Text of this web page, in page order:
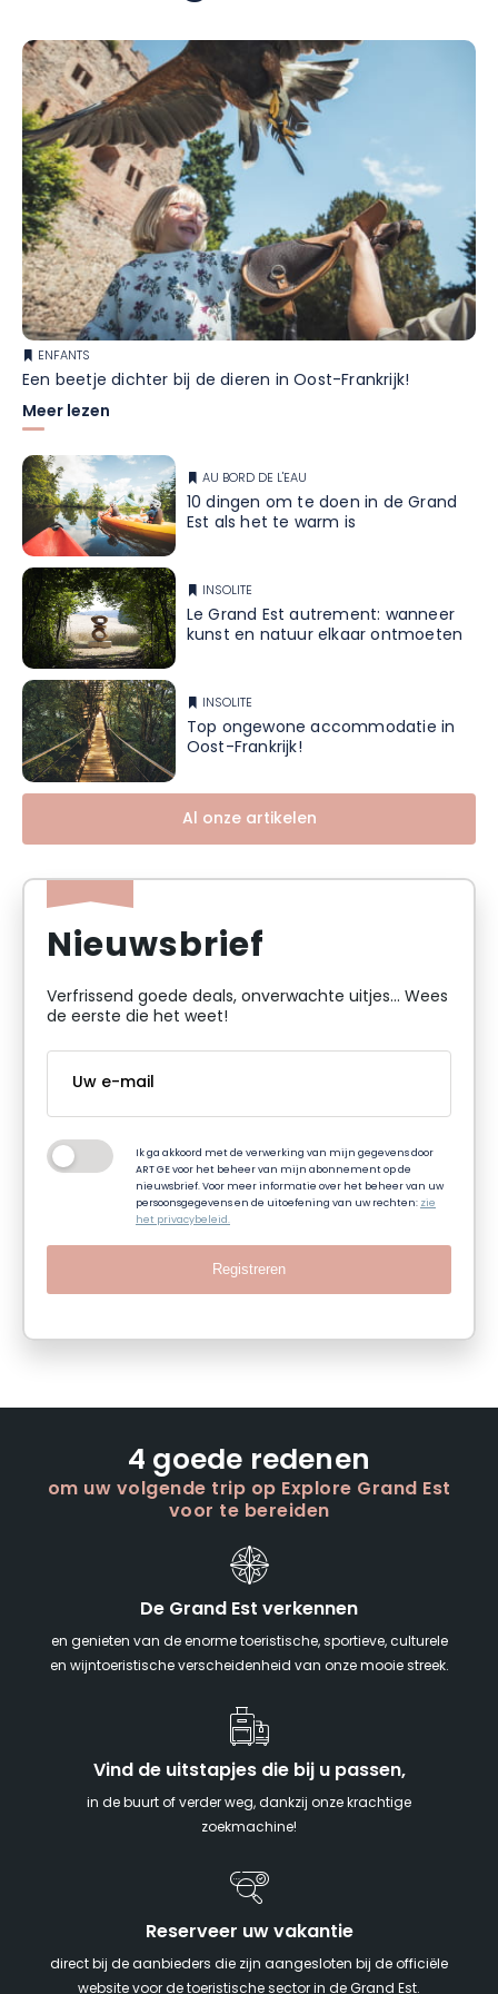
ENFANTS
Een beetje dichter bij de dieren in Oost-Frankrijk!
Meer lezen
AU BORD DE L'EAU
10 dingen om te doen in de Grand
Est als het te warm is
INSOLITE
Le Grand Est autrement: wanneer
kunst en natuur elkaar ontmoeten
INSOLITE
Top ongewone accommodatie in
Oost-Frankrijk!
Al onze artikelen
Nieuwsbrief
Verfrissend goede deals, onverwachte uitjes... Wees
de eerste die het weet!
Ik ga akkoord met de verwerking van mijn gegevens door
ART GE voor het beheer van mijn abonnement op de
nieuwsbrief. Voor meer informatie over het beheer van uw
persoonsgegevens en de uitoefening van uw rechten: zie
het privacybeleid.
Registreren
4 goede redenen
om uw volgende trip op Explore Grand Est
voor te bereiden
De Grand Est verkennen
en genieten van de enorme toeristische, sportieve, culturele
en wijntoeristische verscheidenheid van onze mooie streek.
Vind de uitstapjes die bij u passen,
in de buurt of verder weg, dankzij onze krachtige
zoekmachine!
Reserveer uw vakantie
direct bij de aanbieders die zijn aangesloten bij de officiële
website voor de toeristische sector in de Grand Est.